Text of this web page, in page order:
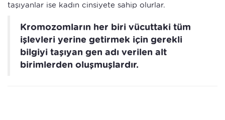
taşıyanlar ise kadın cinsiyete sahip olurlar.
Kromozomların her biri vücuttaki tüm
işlevleri yerine getirmek için gerekli
bilgiyi taşıyan gen adı verilen alt
birimlerden oluşmuşlardır.